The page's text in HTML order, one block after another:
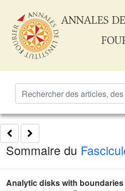
ANNALES
Sommaire du
Analytic disks with boundaries
𝐂2